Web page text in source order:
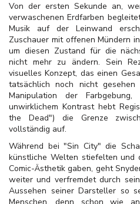
Von der ersten Sekunde an,
verwaschenen Erdfarben
Musik auf der Leinwand
Zuschauer mit offenen Mündern
um diesen Zustand für die
nicht mehr zu ändern. Sein
visuelles Konzept, das einen
tatsächlich noch nicht
Manipulation der
unwirklichem Kontrast hebt
the Dead") die Grenze
vollständig auf.
Während bei "Sin City" die
künstliche Welten stiefelten und
Comic-Ästhetik gaben, geht
weiter und verfremdet durch
Aussehen seiner Darsteller so